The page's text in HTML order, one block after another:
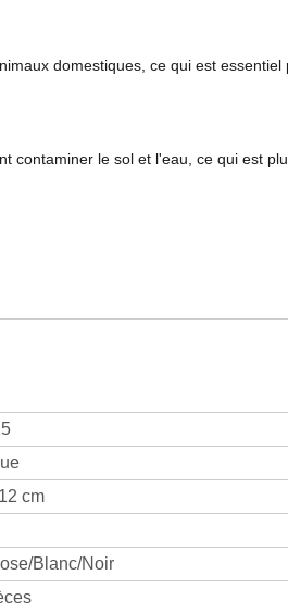
domestiques, ce qui est
contaminer le sol et l'eau, ce qui est
cm
Blanc/Noir